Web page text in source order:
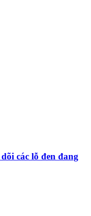
các lỗ đen đang